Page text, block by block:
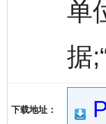
单
据
下载地址：